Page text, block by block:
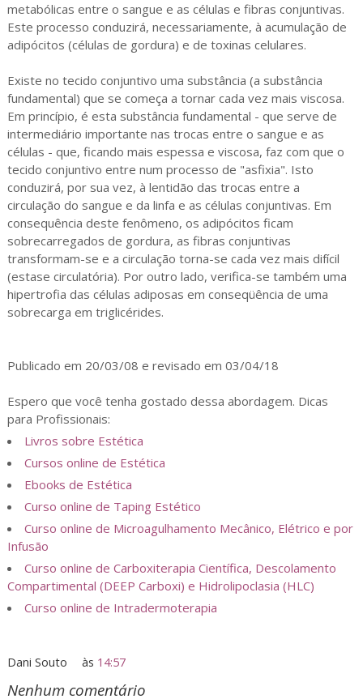
metabólicas entre o sangue e as células e fibras conjuntivas.
Este processo conduzirá, necessariamente, à acumulação de
adipócitos (células de gordura) e de toxinas celulares.
Existe no tecido conjuntivo uma substância (a substância
fundamental) que se começa a tornar cada vez mais viscosa.
Em princípio, é esta substância fundamental - que serve de
intermediário importante nas trocas entre o sangue e as
células - que, ficando mais espessa e viscosa, faz com que o
tecido conjuntivo entre num processo de "asfixia". Isto
conduzirá, por sua vez, à lentidão das trocas entre a
circulação do sangue e da linfa e as células conjuntivas. Em
consequência deste fenômeno, os adipócitos ficam
sobrecarregados de gordura, as fibras conjuntivas
transformam-se e a circulação torna-se cada vez mais difícil
(estase circulatória). Por outro lado, verifica-se também uma
hipertrofia das células adiposas em conseqüência de uma
sobrecarga em triglicérides.
Publicado em 20/03/08 e revisado em 03/04/18
Espero que você tenha gostado dessa abordagem. Dicas
para Profissionais:
Livros sobre Estética
Cursos online de Estética
Ebooks de Estética
Curso online de Taping Estético
Curso online de Microagulhamento Mecânico, Elétrico e por
Infusão
Curso online de Carboxiterapia Científica, Descolamento
Compartimental (DEEP Carboxi) e Hidrolipoclasia (HLC)
Curso online de Intradermoterapia
Dani Souto às 14:57
Nenhum comentário